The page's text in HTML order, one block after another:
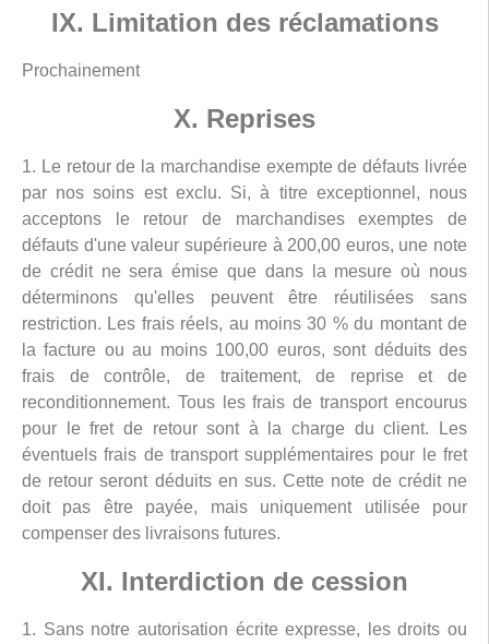
IX. Limitation des réclamations
Prochainement
X. Reprises
1. Le retour de la marchandise exempte de défauts livrée
par nos soins est exclu. Si, à titre exceptionnel, nous
acceptons le retour de marchandises exemptes de
défauts d'une valeur supérieure à 200,00 euros, une note
de crédit ne sera émise que dans la mesure où nous
déterminons qu'elles peuvent être réutilisées sans
restriction. Les frais réels, au moins 30 % du montant de
la facture ou au moins 100,00 euros, sont déduits des
frais de contrôle, de traitement, de reprise et de
reconditionnement. Tous les frais de transport encourus
pour le fret de retour sont à la charge du client. Les
éventuels frais de transport supplémentaires pour le fret
de retour seront déduits en sus. Cette note de crédit ne
doit pas être payée, mais uniquement utilisée pour
compenser des livraisons futures.
XI. Interdiction de cession
1. Sans notre autorisation écrite expresse, les droits ou